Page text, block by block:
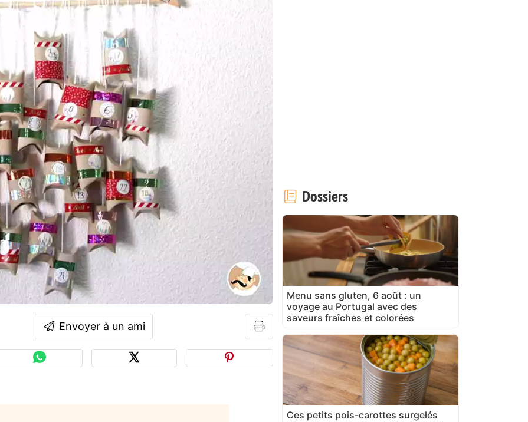
Envoyer à un ami
Dossiers
Menu sans gluten, 6 août : un
voyage au Portugal avec des
saveurs fraîches et colorées
Ces petits pois-carottes surgelés